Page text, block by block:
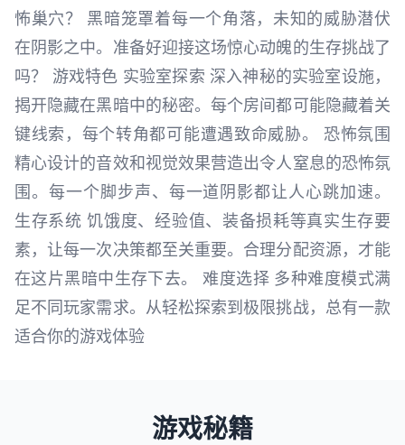
怖巢穴？ 黑暗笼罩着每一个角落，未知的威胁潜伏
在阴影之中。准备好迎接这场惊心动魄的生存挑战了
吗？ 游戏特色 实验室探索 深入神秘的实验室设施，
揭开隐藏在黑暗中的秘密。每个房间都可能隐藏着关
键线索，每个转角都可能遭遇致命威胁。 恐怖氛围
精心设计的音效和视觉效果营造出令人窒息的恐怖氛
围。每一个脚步声、每一道阴影都让人心跳加速。
生存系统 饥饿度、经验值、装备损耗等真实生存要
素，让每一次决策都至关重要。合理分配资源，才能
在这片黑暗中生存下去。 难度选择 多种难度模式满
足不同玩家需求。从轻松探索到极限挑战，总有一款
适合你的游戏体验
游戏秘籍